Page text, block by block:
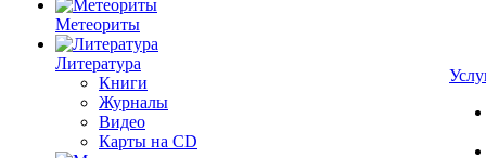
Метеориты
Литература
Книги
Журналы
Видео
Карты на CD